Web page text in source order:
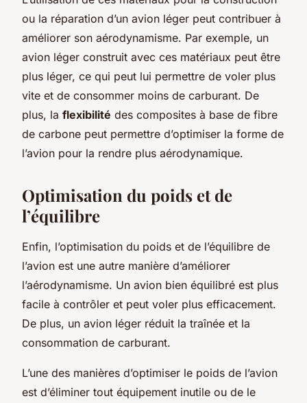
ou la réparation d’un avion léger peut contribuer à
améliorer son aérodynamisme. Par exemple, un
avion léger construit avec ces matériaux peut être
plus léger, ce qui peut lui permettre de voler plus
vite et de consommer moins de carburant. De
plus, la flexibilité des composites à base de fibre
de carbone peut permettre d’optimiser la forme de
l’avion pour la rendre plus aérodynamique.
Optimisation du poids et de
l’équilibre
Enfin, l’optimisation du poids et de l’équilibre de
l’avion est une autre manière d’améliorer
l’aérodynamisme. Un avion bien équilibré est plus
facile à contrôler et peut voler plus efficacement.
De plus, un avion léger réduit la traînée et la
consommation de carburant.
L’une des manières d’optimiser le poids de l’avion
est d’éliminer tout équipement inutile ou de le